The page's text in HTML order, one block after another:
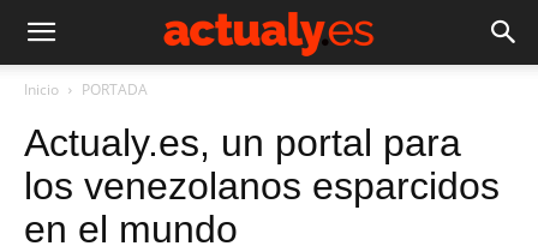
Inicio PORTADA
Actualy.es, un portal para
los venezolanos esparcidos
en el mundo